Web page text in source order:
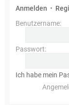
Anmelden •
Benutzername:
Passwort:
Ich habe mein